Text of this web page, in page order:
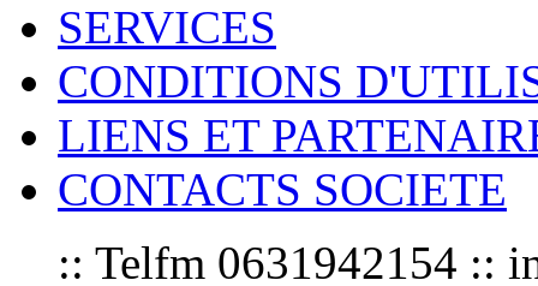
SERVICES
CONDITIONS
LIENS ET
CONTACTS SOCIETE
:: Telfm 0631942154 ::